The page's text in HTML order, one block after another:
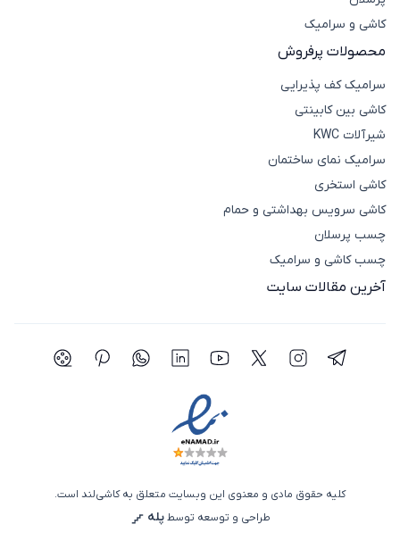
کاشی و سرامیک
محصولات پرفروش
سرامیک کف پذیرایی
کاشی بین کابینتی
شیرآلات KWC
سرامیک نمای ساختمان
کاشی استخری
کاشی سرویس بهداشتی و حمام
چسب پرسلان
چسب کاشی و سرامیک
آخرین مقالات سایت
کلیه حقوق مادی و معنوی این وبسایت متعلق به کاشی‌لند است.
طراحی و توسعه توسطپله
شبکه اجتماعی تلگرام
شبکه اجتماعی اینستاگرام
شبکه اجتماعی توییتر(ایکس)
شبکه اجتماعی یوتیوب
شبکه اجتماعی لینکدین
شبکه اجتماعی واتساپ
شبکه اجتماعی
شبکه